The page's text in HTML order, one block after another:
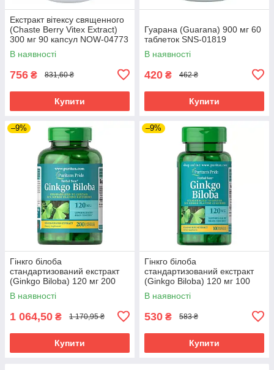
Екстракт вітексу священного
(Chaste Berry Vitex Extract)
300 мг 90 капсул NOW-04773
В наявності
756 ₴ 831,60 ₴
Купити
Гуарана (Guarana) 900 мг 60
таблеток SNS-01819
В наявності
420 ₴ 462 ₴
Купити
–9%
Гінкго білоба
стандартизований екстракт
(Ginkgo Biloba) 120 мг 200
капсул PTP-04543
В наявності
1 064,50 ₴ 1 170,95 ₴
Купити
–9%
Гінкго білоба
стандартизований екстракт
(Ginkgo Biloba) 120 мг 100
капсул PTP-14544
В наявності
530 ₴ 583 ₴
Купити